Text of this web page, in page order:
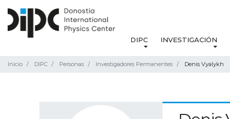
DIPC INVESTIGACIÓN
Inicio DIPC Personas Investigadores Permanentes Denis Vyalykh